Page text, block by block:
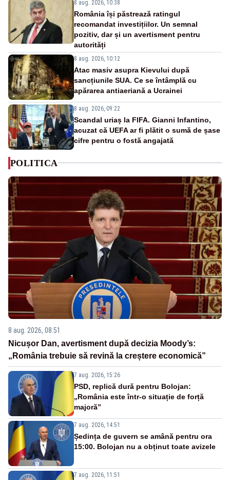
8 aug. 2026, 10:38
România își păstrează ratingul
recomandat investițiilor. Un semnal
pozitiv, dar și un avertisment pentru
autorități
8 aug. 2026, 10:12
Atac masiv asupra Kievului după
sancțiunile SUA. Ce se întâmplă cu
apărarea antiaeriană a Ucrainei
8 aug. 2026, 09:22
Scandal uriaș la FIFA. Gianni Infantino,
acuzat că UEFA ar fi plătit o sumă de șase
cifre pentru o fostă angajată
POLITICA
8 aug. 2026, 08:51
Nicușor Dan, avertisment după decizia Moody’s:
„România trebuie să revină la creștere economică”
7 aug. 2026, 15:26
PSD, replică dură pentru Bolojan:
„România este într-o situație de forță
majoră”
7 aug. 2026, 14:51
Ședința de guvern se amână pentru ora
15:00. Bolojan nu a obținut toate avizele
7 aug. 2026, 11:51